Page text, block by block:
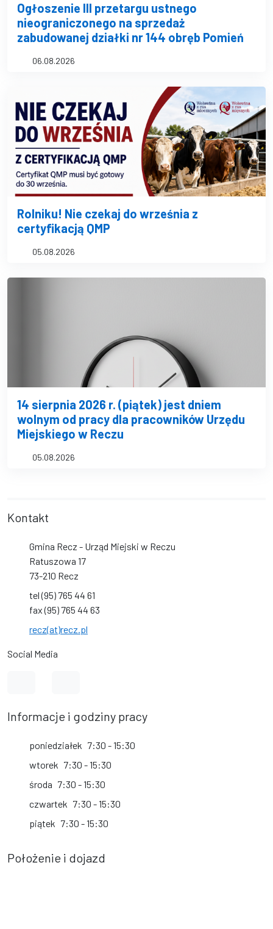
Ogłoszenie III przetargu ustnego
nieograniczonego na sprzedaż
zabudowanej działki nr 144 obręb Pomień
06.08.2026
Rolniku! Nie czekaj do września z
certyfikacją QMP
05.08.2026
14 sierpnia 2026 r. (piątek) jest dniem
wolnym od pracy dla pracowników Urzędu
Miejskiego w Reczu
05.08.2026
Kontakt
Gmina Recz - Urząd Miejski w Reczu
Ratuszowa 17
73-210 Recz
tel (95) 765 44 61
fax (95) 765 44 63
recz(at)recz.pl
Social Media
Informacje i godziny pracy
poniedziałek 7:30 - 15:30
wtorek 7:30 - 15:30
środa 7:30 - 15:30
czwartek 7:30 - 15:30
piątek 7:30 - 15:30
Położenie i dojazd